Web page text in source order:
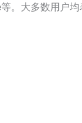
大多数用户